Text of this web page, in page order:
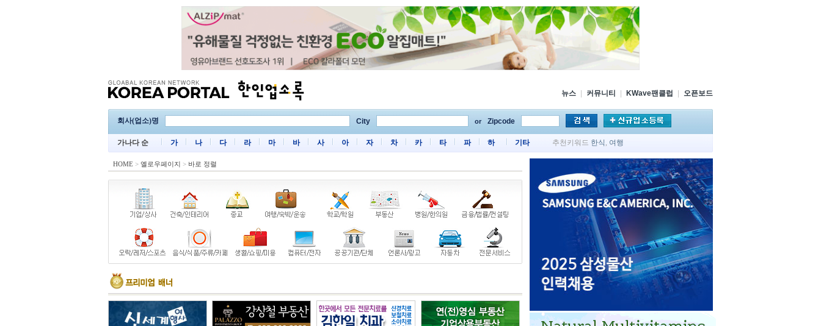
뉴스 커뮤니티 KWave팬클럽 오픈보드
회사(업소)명 City or Zipcode
가나다 순 가 나 다 라 마 바 사 아 자 차 카 타 파 하 기타 추천키워드 한식 , 여행
HOME > 옐로우페이지 > 바로 정렬